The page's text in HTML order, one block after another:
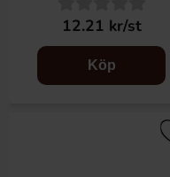
12.21 kr/st
Köp